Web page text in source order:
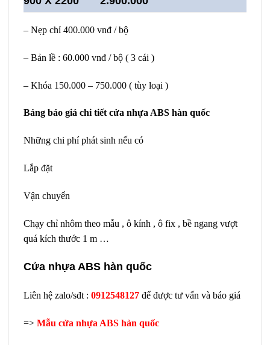
– Nẹp chỉ 400.000 vnđ / bộ
– Bản lề : 60.000 vnđ / bộ ( 3 cái )
– Khóa 150.000 – 750.000 ( tùy loại )
Bảng báo giá chi tiết cửa nhựa ABS hàn quốc
Những chi phí phát sinh nếu có
Lắp đặt
Vận chuyển
Chạy chỉ nhôm theo mẫu , ô kính , ô fix , bề ngang vượt
quá kích thước 1 m …
Cửa nhựa ABS hàn quốc
Liên hệ zalo/sđt : 0912548127 để được tư vấn và báo giá
=> Mẫu cửa nhựa ABS hàn quốc